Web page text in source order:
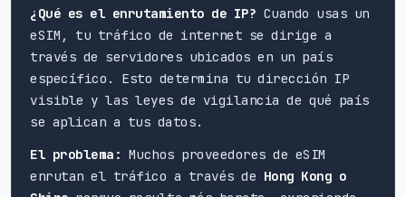
¿Qué es el enrutamiento de IP? Cuando usas un
eSIM, tu tráfico de internet se dirige a
través de servidores ubicados en un país
específico. Esto determina tu dirección IP
visible y las leyes de vigilancia de qué país
se aplican a tus datos.
El problema: Muchos proveedores de eSIM
enrutan el tráfico a través de Hong Kong o